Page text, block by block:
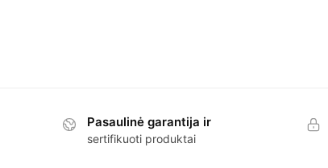
Pasaulinė garantija ir
sertifikuoti produktai